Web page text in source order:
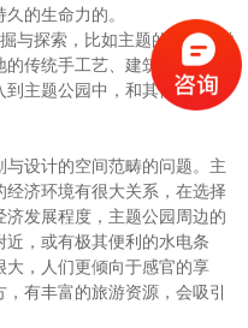
的生命力的。
探索，比如主题的细分，单
传统手工艺、建筑、书籍等
主题公园中，和其他的文化
设计的空间范畴的问题。主
济环境有很大关系，在选择
发展程度，主题公园周边的
，或有极其便利的水电条
，人们更倾向于感官的享
有丰富的旅游资源，会吸引